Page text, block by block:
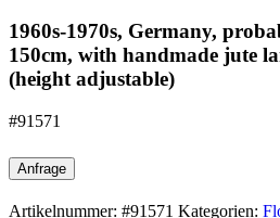
1960s-1970s, Germany,
150cm, with handmade jute
(height adjustable)
#91571
Anfrage
Artikelnummer: #91571 Kategorien: